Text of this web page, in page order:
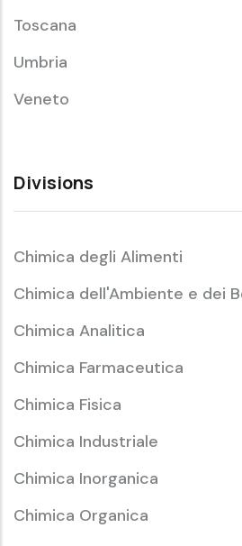
Toscana
Umbria
Veneto
Divisions
Chimica degli Alimenti
Chimica dell'Ambiente e dei
Chimica Analitica
Chimica Farmaceutica
Chimica Fisica
Chimica Industriale
Chimica Inorganica
Chimica Organica